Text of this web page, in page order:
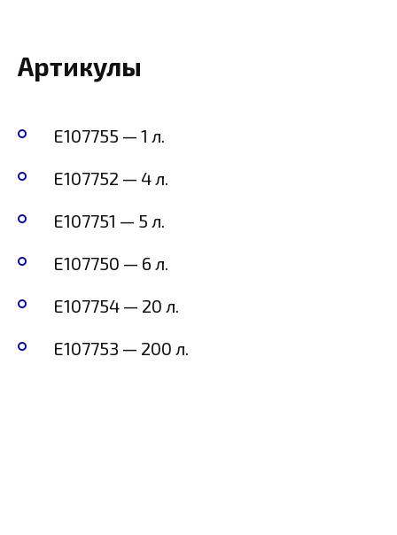
Артикулы
E107755 — 1 л.
E107752 — 4 л.
E107751 — 5 л.
E107750 — 6 л.
E107754 — 20 л.
E107753 — 200 л.